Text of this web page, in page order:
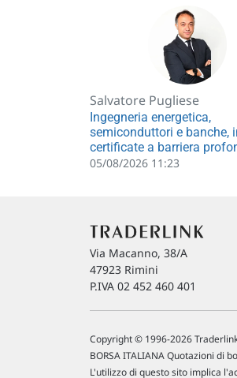
Salvatore Pugliese
Ingegneria energetica,
semiconduttori e banche,
certificate a barriera
05/08/2026 11:23
Via Macanno, 38/A
47923 Rimini
P.IVA 02 452 460 401
Copyright © 1996-2026
BORSA ITALIANA Quotazioni di
L'utilizzo di questo sito implica